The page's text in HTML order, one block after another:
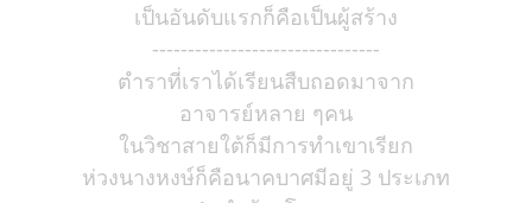
เป็นอันดับแรกก็คือเป็นผู้สร้าง
--------------------------------
ตำราที่เราได้เรียนสืบถอดมาจาก
อาจารย์หลาย ๆคน
ในวิชาสายใต้ก็มีการทำเขาเรียก
ห่วงนางหงษ์ก็คือนาคบาศมีอยู่ 3 ประเภท